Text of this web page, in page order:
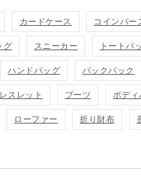
カードケース コインパー
グ スニーカー トートバ
ハンドバッグ バックパック
スレット ブーツ ボディ
ローファー 折り財布